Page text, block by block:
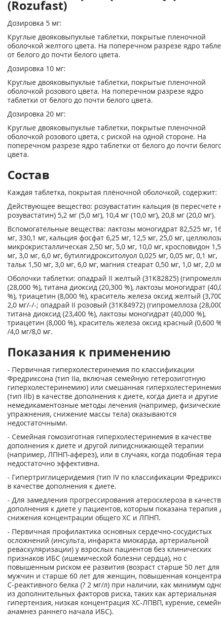
(Rozufast)
Дозировка 5 мг:
Круглые двояковыпуклые таблетки, покрытые пленочной
оболочкой желтого цвета. На поперечном разрезе ядро
от белого до почти белого цвета.
Дозировка 10 мг:
Круглые двояковыпуклые таблетки, покрытые пленочной
оболочкой розового цвета. На поперечном разрезе ядро
таблетки от белого до почти белого цвета.
Дозировка 20 мг:
Круглые двояковыпуклые таблетки, покрытые пленочной
оболочкой розового цвета, с риской на одной стороне. На
поперечном разрезе ядро таблетки от белого до почти
цвета.
Состав
Каждая таблетка, покрытая плёночной оболочкой, содержит:
Действующее вещество: розувастатин кальция (в пересчете
розувастатин) 5,2 мг (5,0 мг), 10,4 мг (10,0 мг), 20,8 мг (20,0 мг).
Вспомогательные вещества: лактозы моногидрат 82,525 мг,
мг, 330,1 мг, кальция фосфат 6,25 мг, 12,5 мг, 25,0 мг,
микрокристаллическая 2,50 мг, 5,0 мг, 10,0 мг, кросповидон
мг, 3,0 мг, 6,0 мг, бутилгидрокситолуол 0,025 мг, 0,05 мг, 0,1 мг,
тальк 1,50 мг, 3,0 мг, 6,0 мг, магния стеарат 0,50 мг, 1,0 мг, 2,0
Оболочки таблетки: опадрай II желтый (31К82825)
(28,000 %), титана диоксид (20,300 %), лактозы моногидрат
%), триацетин (8,000 %), краситель железа оксид желтый
2,0 мг/-/-; опадрай II розовый (31К84972) (гипромеллоза
титана диоксид (23,400 %), лактозы моногидрат (40,000 %),
триацетин (8,000 %), краситель железа оксид красный (0,600
/4,0 мг/8,0 мг.
Показания к применению
- Первичная гиперхолестеринемия по классификации
Фредриксона (тип IIа, включая семейную гетерозиготную
гиперхолестеринемию) или смешанная
(тип IIb) в качестве дополнения к диете, когда диета и другие
немедикаментозные методы лечения (например, физические
упражнения, снижение массы тела) оказываются
недостаточными.
- Семейная гомозиготная гиперхолестеринемия в качестве
дополнения к диете и другой липидснижающей терапии
(например, ЛПНП-аферез), или в случаях, когда подобная
недостаточно эффективна.
- Гипертриглицеридемия (тип IV по классификации
в качестве дополнения к диете.
- Для замедления прогрессирования атеросклероза в
дополнения к диете у пациентов, которым показана терапия
снижения концентрации общего ХС и ЛПНП.
- Первичная профилактика основных сердечно-сосудистых
осложнений (инсульта, инфаркта миокарда, артериальной
реваскуляризации) у взрослых пациентов без клинических
признаков ИБС (ишемической болезни сердца), но с
повышенным риском ее развития (возраст старше 50 лет для
мужчин и старше 60 лет для женщин, повышенная
С-реактивного белка (? 2 мг/л) при наличии, как минимум
из дополнительных факторов риска, таких как артериальная
гипертензия, низкая концентрация ХС-ЛПВП, курение,
анамнез раннего начала ИБС).